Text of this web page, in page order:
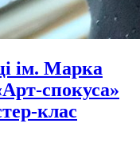
ім. Марка
спокуса»
клас